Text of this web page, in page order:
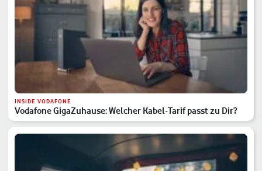
INSIDE VODAFONE
Vodafone GigaZuhause: Welcher Kabel-Tarif passt zu Dir?